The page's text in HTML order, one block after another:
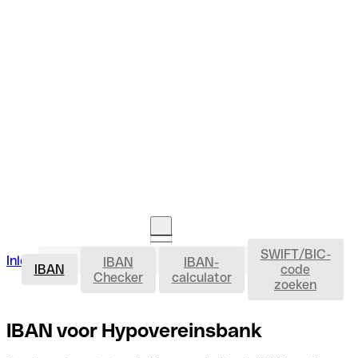
Inloggen Rekening openen IBAN
IBAN
IBAN
Checker
IBAN-
calculator
SWIFT/BIC-
code
zoeken
IBAN voor Hypovereinsbank